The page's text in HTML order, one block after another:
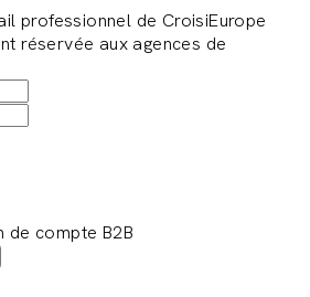
professionnel de CroisiEurope
réservée aux agences de
de compte B2B